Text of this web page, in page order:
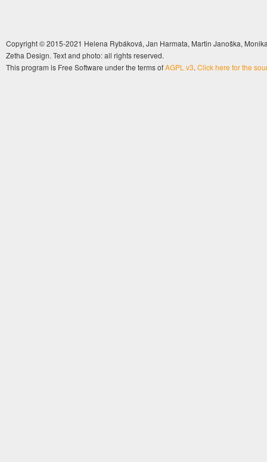
Copyright © 2015-2021 Helena Rybáková, Jan Harmata, Martin Janoška,
Zetha Design. Text and photo: all rights reserved.
This program is Free Software under the terms ofAGPL v3. Click here for the